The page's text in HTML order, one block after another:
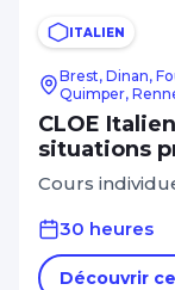
ITALIEN
Brest, Dinan,
Quimper,
CLOE
situations
Cours
30 heures
Découvrir